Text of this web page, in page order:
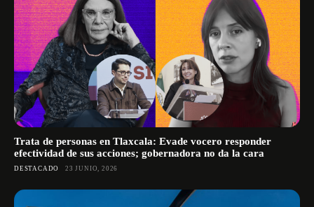
Trata de personas en Tlaxcala: Evade vocero responder
efectividad de sus acciones; gobernadora no da la cara
DESTACADO 23 JUNIO, 2026